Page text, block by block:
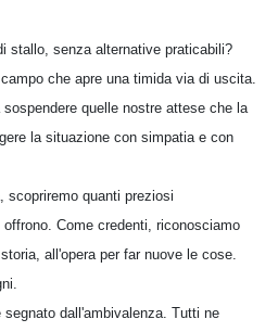
stallo, senza alternative praticabili?
che apre una timida via di uscita.
quelle nostre attese che la
la situazione con simpatia e con
scopriremo quanti preziosi
Come credenti, riconosciamo
all'opera per far nuove le cose.
dall'ambivalenza. Tutti ne